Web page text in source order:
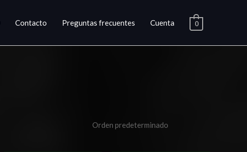
Contacto Preguntas frecuentes Cuenta 0